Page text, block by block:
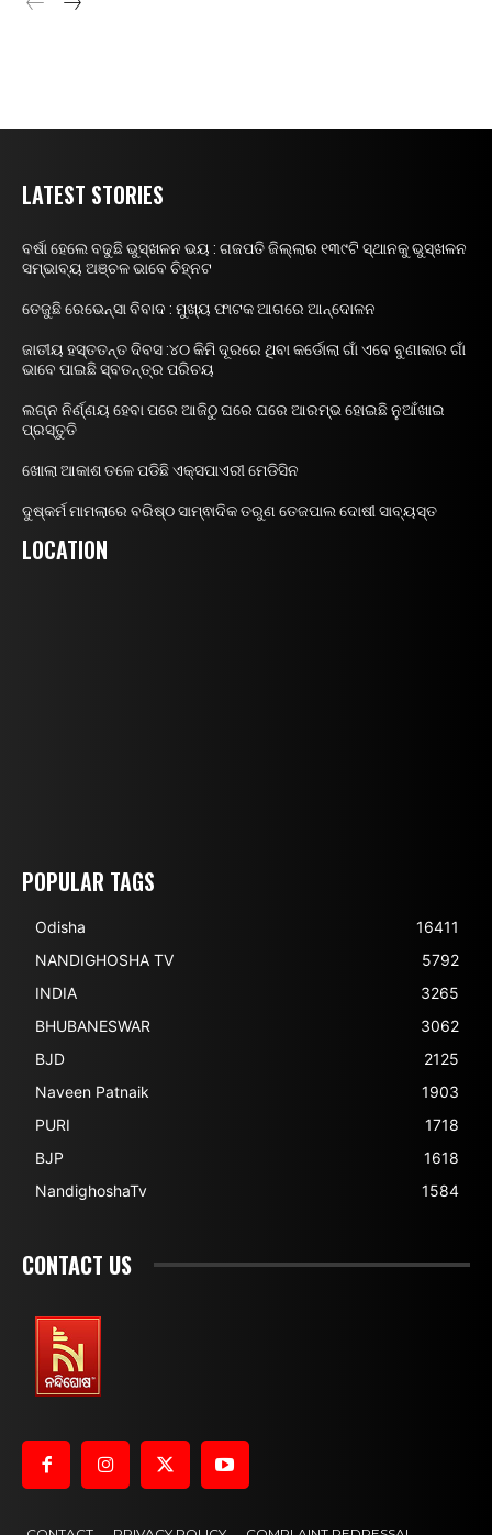
LATEST STORIES
ବର୍ଷା ହେଲେ ବଢୁଛି ଭୁସ୍ଖଳନ ଭୟ : ଗଜପତି ଜିଲ୍ଲାର ୧୩୯ଟି ସ୍ଥାନକୁ ଭୁସ୍ଖଳନ
ସମ୍ଭାବ୍ୟ ଅଞ୍ଚଳ ଭାବେ ଚିହ୍ନଟ
ତେଜୁଛି ରେଭେନ୍ସା ବିବାଦ : ମୁଖ୍ୟ ଫାଟକ ଆଗରେ ଆନ୍ଦୋଳନ
ଜାତୀୟ ହସ୍ତତନ୍ତ ଦିବସ :୪୦ କିମି ଦୂରରେ ଥିବା କର୍ଡୋଲା ଗାଁ ଏବେ ବୁଣାକାର ଗାଁ
ଭାବେ ପାଇଛି ସ୍ବତନ୍ତ୍ର ପରିଚୟ
ଲଗ୍ନ ନିର୍ଣ୍ଣୟ ହେବା ପରେ ଆଜିଠୁ ଘରେ ଘରେ ଆରମ୍ଭ ହୋଇଛି ନୁଆଁଖାଇ
ପ୍ରସ୍ତୁତି
ଖୋଲା ଆକାଶ ତଳେ ପଡିଛି ଏକ୍ସପାଏରୀ ମେଡିସିନ
ଦୁଷ୍କର୍ମ ମାମଲାରେ ବରିଷ୍ଠ ସାମ୍ଵାଦିକ ତରୁଣ ତେଜପାଲ ଦୋଷୀ ସାବ୍ୟସ୍ତ
LOCATION
POPULAR TAGS
Odisha
16411
NANDIGHOSHA TV
5792
INDIA
3265
BHUBANESWAR
3062
BJD
2125
Naveen Patnaik
1903
PURI
1718
BJP
1618
NandighoshaTv
1584
CONTACT US